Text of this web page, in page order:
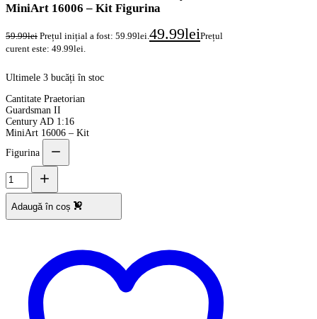
MiniArt 16006 – Kit Figurina
59.99lei Prețul inițial a fost: 59.99lei.49.99leiPrețul
curent este: 49.99lei.
Ultimele 3 bucăți în stoc
Cantitate Praetorian
Guardsman II
Century AD 1:16
MiniArt 16006 – Kit
Figurina
Adaugă în coș